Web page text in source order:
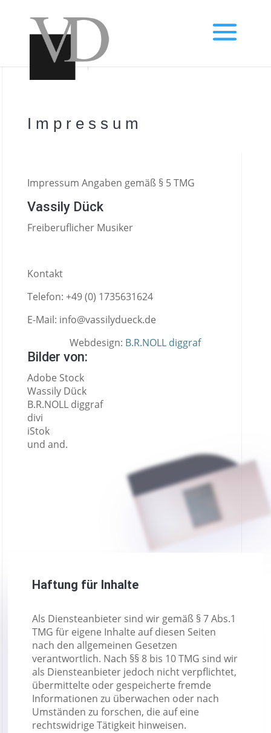
Impressum
Impressum Angaben gemäß § 5 TMG
Vassily Dück
Freiberuflicher Musiker
Kontakt
Telefon: +49 (0) 1735631624
E-Mail: info@vassilydueck.de
Webdesign: B.R.NOLL diggraf
Bilder von:
Adobe Stock
Wassily Dück
B.R.NOLL diggraf
divi
iStok
und and.
Haftung für Inhalte
Als Diensteanbieter sind wir gemäß § 7 Abs.1
TMG für eigene Inhalte auf diesen Seiten
nach den allgemeinen Gesetzen
verantwortlich. Nach §§ 8 bis 10 TMG sind wir
als Diensteanbieter jedoch nicht verpflichtet,
übermittelte oder gespeicherte fremde
Informationen zu überwachen oder nach
Umständen zu forschen, die auf eine
rechtswidrige Tätigkeit hinweisen.